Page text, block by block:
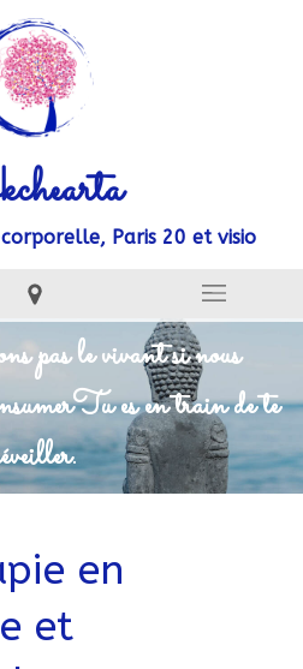
Paris 20 et visio
pas le vivant si nous
Tu es en train de te
en
et